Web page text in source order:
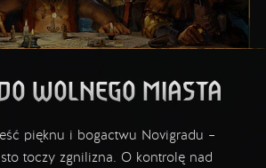
WOLNEGO MIASTA
pięknu i bogactwu Novigradu –
toczy zgnilizna. O kontrolę nad